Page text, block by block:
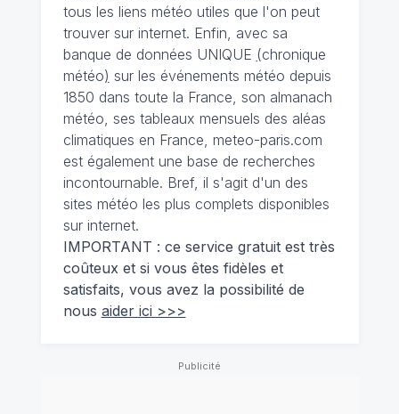
tous les liens météo utiles que l'on peut
trouver sur internet. Enfin, avec sa
banque de données UNIQUE (chronique
météo) sur les événements météo depuis
1850 dans toute la France, son almanach
météo, ses tableaux mensuels des aléas
climatiques en France, meteo-paris.com
est également une base de recherches
incontournable. Bref, il s'agit d'un des
sites météo les plus complets disponibles
sur internet.
IMPORTANT : ce service gratuit est très
coûteux et si vous êtes fidèles et
satisfaits, vous avez la possibilité de
nous aider ici >>>